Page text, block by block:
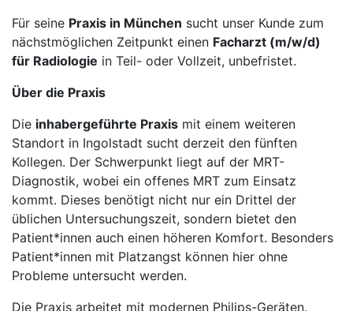
Für seine Praxis in München sucht unser Kunde zum
nächstmöglichen Zeitpunkt einen Facharzt (m/w/d)
für Radiologie in Teil- oder Vollzeit, unbefristet.
Über die Praxis
Die inhabergeführte Praxis mit einem weiteren
Standort in Ingolstadt sucht derzeit den fünften
Kollegen. Der Schwerpunkt liegt auf der MRT-
Diagnostik, wobei ein offenes MRT zum Einsatz
kommt. Dieses benötigt nicht nur ein Drittel der
üblichen Untersuchungszeit, sondern bietet den
Patient*innen auch einen höheren Komfort. Besonders
Patient*innen mit Platzangst können hier ohne
Probleme untersucht werden.
Die Praxis arbeitet mit modernen Philips-Geräten.